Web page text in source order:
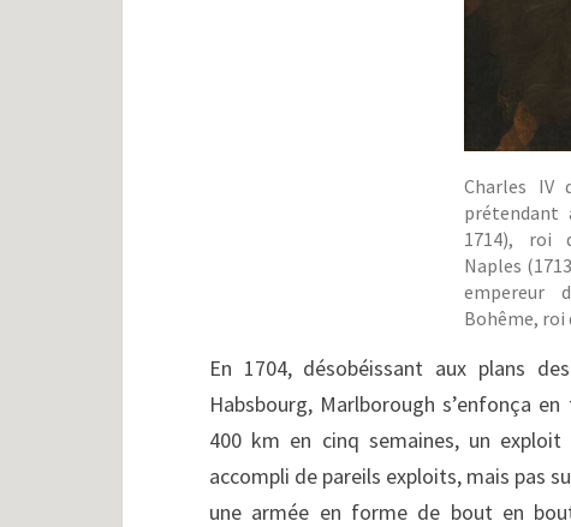
Charles IV
prétendant
1714), roi
Naples
empereur
Bohême, roi
En 1704, désobéissant aux plans
Habsbourg, Marlborough s’enfonça
400 km en cinq semaines, un
accompli de pareils exploits, mais pas
une armée en forme de bout en